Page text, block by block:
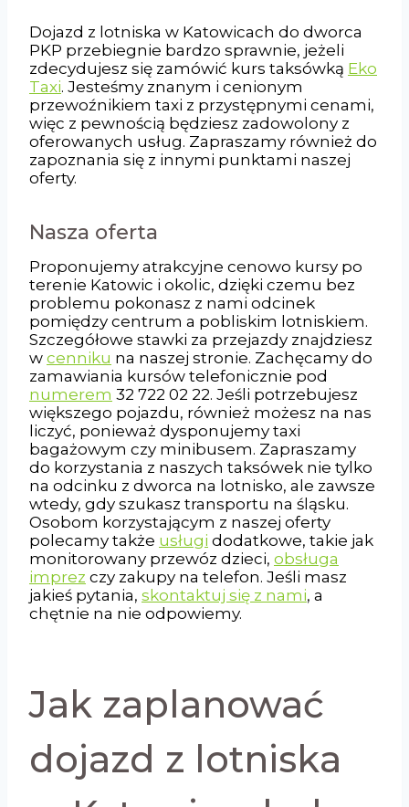
Dojazd z lotniska w Katowicach do dworca
PKP przebiegnie bardzo sprawnie, jeżeli
zdecydujesz się zamówić kurs taksówką Eko
Taxi. Jesteśmy znanym i cenionym
przewoźnikiem taxi z przystępnymi cenami,
więc z pewnością będziesz zadowolony z
oferowanych usług. Zapraszamy również do
zapoznania się z innymi punktami naszej
oferty.
Nasza oferta
Proponujemy atrakcyjne cenowo kursy po
terenie Katowic i okolic, dzięki czemu bez
problemu pokonasz z nami odcinek
pomiędzy centrum a pobliskim lotniskiem.
Szczegółowe stawki za przejazdy znajdziesz
w cenniku na naszej stronie. Zachęcamy do
zamawiania kursów telefonicznie pod
numerem 32 722 02 22. Jeśli potrzebujesz
większego pojazdu, również możesz na nas
liczyć, ponieważ dysponujemy taxi
bagażowym czy minibusem. Zapraszamy
do korzystania z naszych taksówek nie tylko
na odcinku z dworca na lotnisko, ale zawsze
wtedy, gdy szukasz transportu na śląsku.
Osobom korzystającym z naszej oferty
polecamy także usługi dodatkowe, takie jak
monitorowany przewóz dzieci, obsługa
imprez czy zakupy na telefon. Jeśli masz
jakieś pytania, skontaktuj się z nami, a
chętnie na nie odpowiemy.
Jak zaplanować
dojazd z lotniska